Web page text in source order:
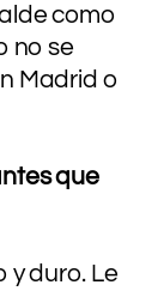
como
no se
Madrid o
que
y duro. Le